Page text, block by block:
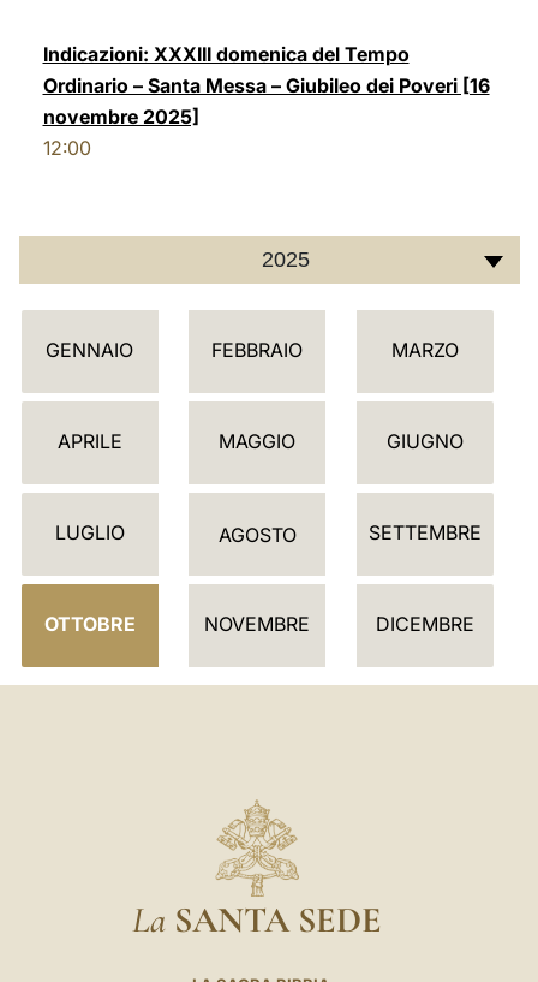
Indicazioni: XXXIII domenica del Tempo
Ordinario – Santa Messa – Giubileo dei Poveri [16
novembre 2025]
12:00
2025
C
L
D
R
GENNAIO FEBBRAIO MARZO
APRILE MAGGIO GIUGNO
LUGLIO AGOSTO SETTEMBRE
OTTOBRE NOVEMBRE DICEMBRE
La SANTA SEDE